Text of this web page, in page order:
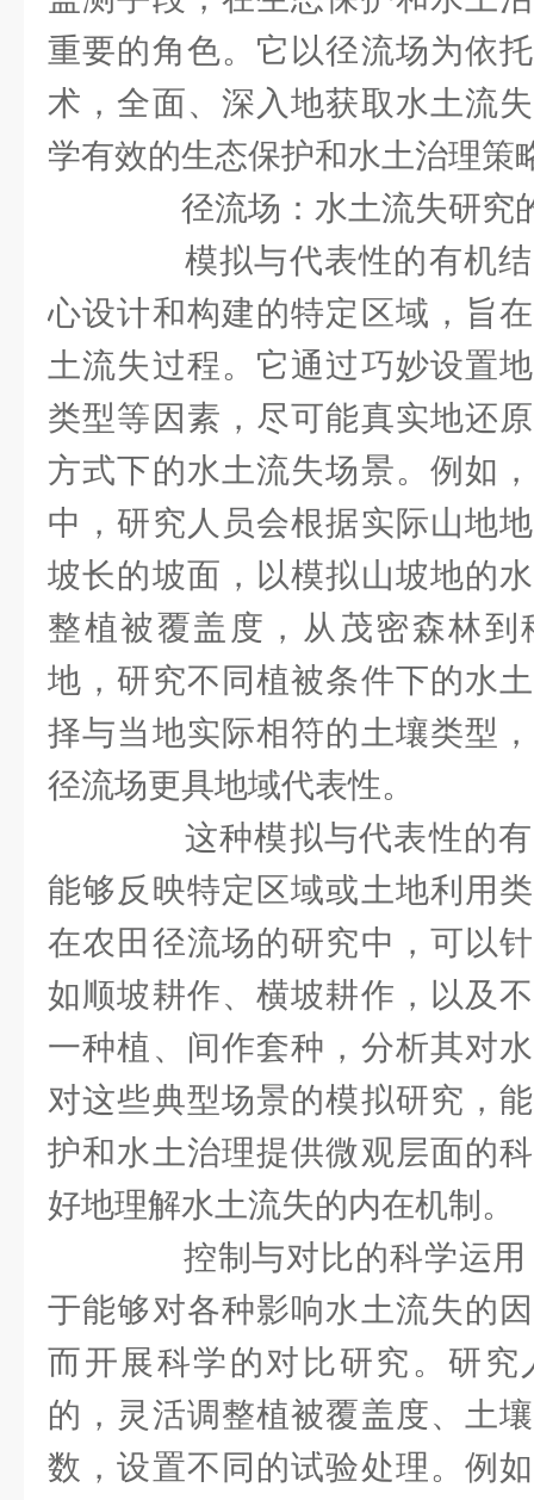
重要的角色。它以径流场为依
术，全面、深入地获取水土流
学有效的生态保护和水土治理策
径流场：水土流失研究
模拟与代表性的有机结
心设计和构建的特定区域，旨
土流失过程。它通过巧妙设置
类型等因素，尽可能真实地还
方式下的水土流失场景。例如
中，研究人员会根据实际山地
坡长的坡面，以模拟山坡地的
整植被覆盖度，从茂密森林
地，研究不同植被条件下的水
择与当地实际相符的土壤类型
径流场更具地域代表性。
这种模拟与代表性的有
能够反映特定区域或土地利用
在农田径流场的研究中，可以
如顺坡耕作、横坡耕作，以及
一种植、间作套种，分析其对
对这些典型场景的模拟研究，
护和水土治理提供微观层面的
好地理解水土流失的内在机制。
控制与对比的科学运用
于能够对各种影响水土流失的
而开展科学的对比研究。研究
的，灵活调整植被覆盖度、土
数，设置不同的试验处理。例